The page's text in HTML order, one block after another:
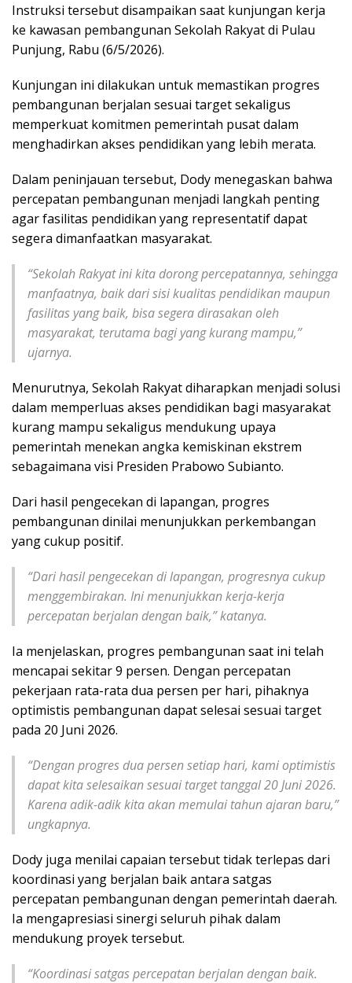
Instruksi tersebut disampaikan saat kunjungan kerja
ke kawasan pembangunan Sekolah Rakyat di Pulau
Punjung, Rabu (6/5/2026).
Kunjungan ini dilakukan untuk memastikan progres
pembangunan berjalan sesuai target sekaligus
memperkuat komitmen pemerintah pusat dalam
menghadirkan akses pendidikan yang lebih merata.
Dalam peninjauan tersebut, Dody menegaskan bahwa
percepatan pembangunan menjadi langkah penting
agar fasilitas pendidikan yang representatif dapat
segera dimanfaatkan masyarakat.
“Sekolah Rakyat ini kita dorong percepatannya, sehingga
manfaatnya, baik dari sisi kualitas pendidikan maupun
fasilitas yang baik, bisa segera dirasakan oleh
masyarakat, terutama bagi yang kurang mampu,”
ujarnya.
Menurutnya, Sekolah Rakyat diharapkan menjadi solusi
dalam memperluas akses pendidikan bagi masyarakat
kurang mampu sekaligus mendukung upaya
pemerintah menekan angka kemiskinan ekstrem
sebagaimana visi Presiden Prabowo Subianto.
Dari hasil pengecekan di lapangan, progres
pembangunan dinilai menunjukkan perkembangan
yang cukup positif.
“Dari hasil pengecekan di lapangan, progresnya cukup
menggembirakan. Ini menunjukkan kerja-kerja
percepatan berjalan dengan baik,” katanya.
Ia menjelaskan, progres pembangunan saat ini telah
mencapai sekitar 9 persen. Dengan percepatan
pekerjaan rata-rata dua persen per hari, pihaknya
optimistis pembangunan dapat selesai sesuai target
pada 20 Juni 2026.
“Dengan progres dua persen setiap hari, kami optimistis
dapat kita selesaikan sesuai target tanggal 20 Juni 2026.
Karena adik-adik kita akan memulai tahun ajaran baru,”
ungkapnya.
Dody juga menilai capaian tersebut tidak terlepas dari
koordinasi yang berjalan baik antara satgas
percepatan pembangunan dengan pemerintah daerah.
Ia mengapresiasi sinergi seluruh pihak dalam
mendukung proyek tersebut.
“Koordinasi satgas percepatan berjalan dengan baik.